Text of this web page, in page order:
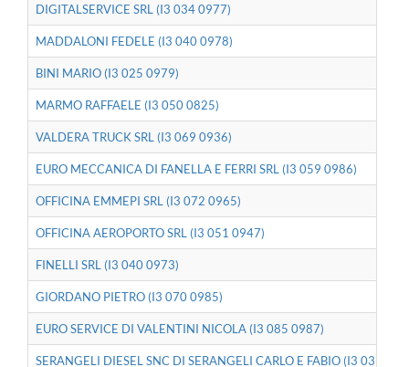
DIGITALSERVICE SRL (I3 034 0977)
MADDALONI FEDELE (I3 040 0978)
BINI MARIO (I3 025 0979)
MARMO RAFFAELE (I3 050 0825)
VALDERA TRUCK SRL (I3 069 0936)
EURO MECCANICA DI FANELLA E FERRI SRL (I3 059 0986)
OFFICINA EMMEPI SRL (I3 072 0965)
OFFICINA AEROPORTO SRL (I3 051 0947)
FINELLI SRL (I3 040 0973)
GIORDANO PIETRO (I3 070 0985)
EURO SERVICE DI VALENTINI NICOLA (I3 085 0987)
SERANGELI DIESEL SNC DI SERANGELI CARLO E FABIO (I3 033